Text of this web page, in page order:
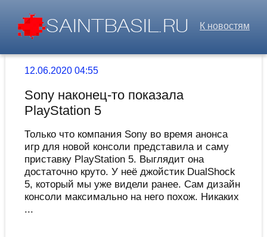
К новостям
12.06.2020 04:55
Sony наконец-то показала
PlayStation 5
Только что компания Sony во время анонса
игр для новой консоли представила и саму
приставку PlayStation 5. Выглядит она
достаточно круто. У неё джойстик DualShock
5, который мы уже видели ранее. Сам дизайн
консоли максимально на него похож. Никаких
...